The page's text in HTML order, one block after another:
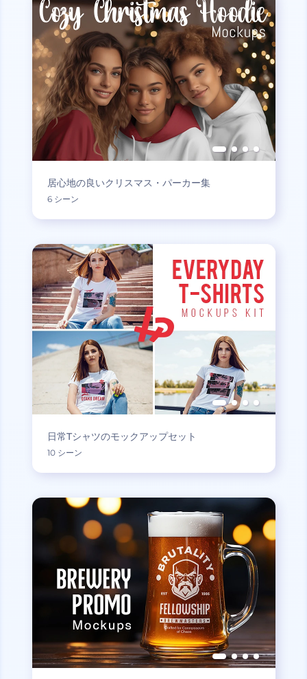
居心地の良いクリスマス・パーカー集
6 シーン
日常Tシャツのモックアップセット
10 シーン